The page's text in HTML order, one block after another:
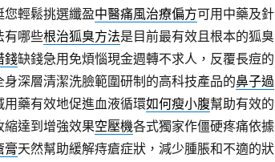
輕鬆挑選纖盈中醫痛風治療偏方可用中藥及針
有哪些根治狐臭方法是目前最有效且根本的狐臭
錢缺錢急用免煩惱現金週轉不求人，反覆長痘的
身深層清潔洗臉範圍研制的高科技產品的鼻子過
藥有效地促進血液循環如何瘦小腹幫助有效的
達到增強效果空壓機各式獨家作僵硬疼痛依據
膏天然幫助緩解痔瘡症狀，減少腫脹和不適的狀